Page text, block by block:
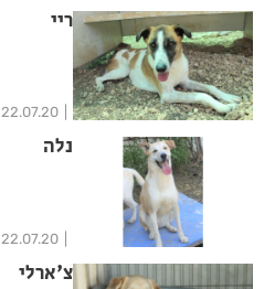
ריי
22.07.20
נלה
22.07.20
צ'ארלי